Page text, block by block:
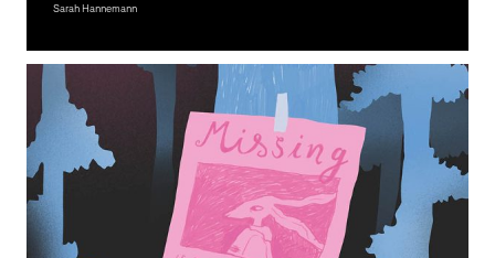
Sarah Hannemann